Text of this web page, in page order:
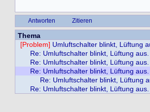
Antworten Zitieren
Thema
[Problem] Umluftschalter blinkt, Lüftung
Re: Umluftschalter blinkt, Lüftung aus.
Re: Umluftschalter blinkt, Lüftung aus.
Re: Umluftschalter blinkt, Lüftung aus.
Re: Umluftschalter blinkt, Lüftung
Re: Umluftschalter blinkt, Lüftung aus.